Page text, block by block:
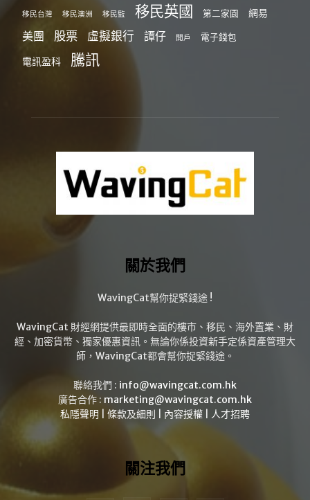
移民台灣 移民澳洲 移民監 移民英國 第二家園 網易
美團 股票 虛擬銀行 譚仔 開戶 電子錢包
電訊盈科 騰訊
關於我們
WavingCat幫你捉緊錢途 !
WavingCat 財經網提供最即時全面的樓市、移民、海外置業、財
經、加密貨幣、獨家優惠資訊。無論你係投資新手定係資產管理大
師，WavingCat都會幫你捉緊錢途。
聯絡我們 : info@wavingcat.com.hk
廣告合作 : marketing@wavingcat.com.hk
私隱聲明
條款及細則 內容授權 人才招聘
關注我們